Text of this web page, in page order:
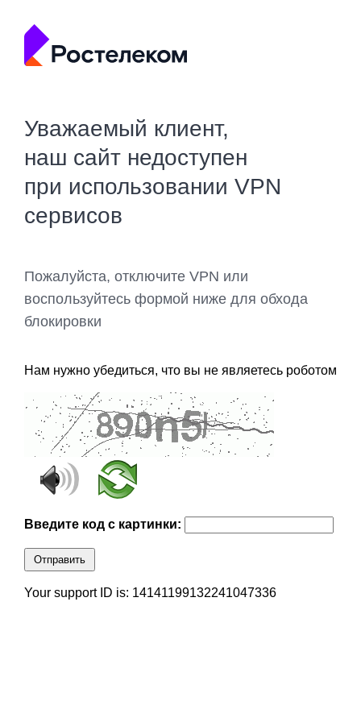
Уважаемый клиент,
наш сайт недоступен
при использовании VPN
сервисов
Пожалуйста, отключите VPN или
воспользуйтесь формой ниже для обхода
блокировки
Нам нужно убедиться, что вы не являетесь роботом
Введите код с картинки:
Отправить
Your support ID is: 14141199132241047336